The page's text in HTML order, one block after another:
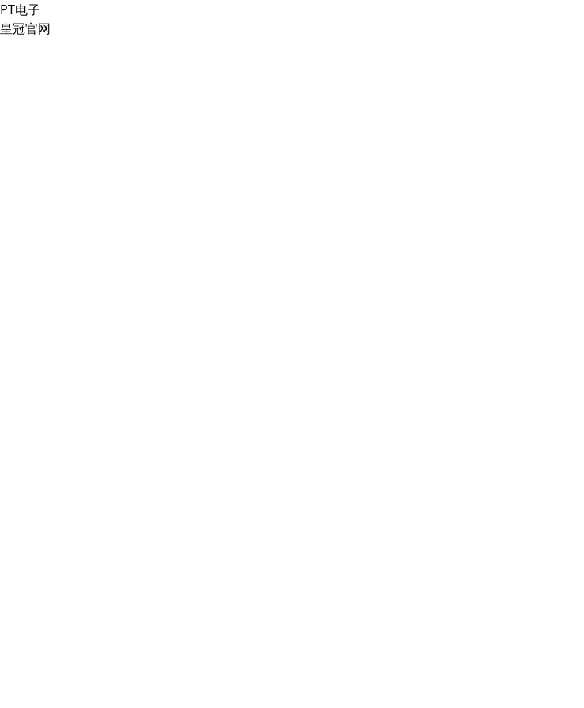
PT电子
皇冠官网